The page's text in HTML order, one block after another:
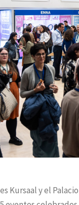
Kursaal y el